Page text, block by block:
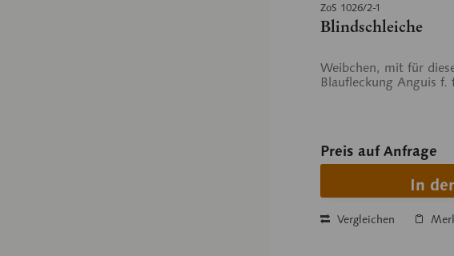
ZoS 1026/2-1
Blindschleiche
Weibchen, mit für
Blaufleckung Anguis f.
Preis auf Anfrage
In
Vergleichen